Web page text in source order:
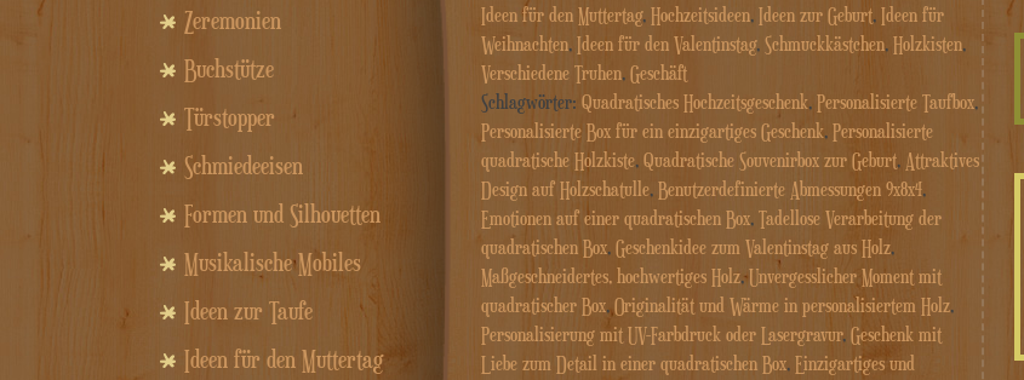
Ideen für den Muttertag, Hochzeitsideen, Ideen zur Geburt, Ideen für
Weihnachten, Ideen für den Valentinstag, Schmuckkästchen, Holzkisten,
Verschiedene Truhen, Geschäft
Schlagwörter: Quadratisches Hochzeitsgeschenk, Personalisierte Taufbox,
Personalisierte Box für ein einzigartiges Geschenk, Personalisierte
quadratische Holzkiste, Quadratische Souvenirbox zur Geburt, Attraktives
Design auf Holzschatulle, Benutzerdefinierte Abmessungen 9x8x4,
Emotionen auf einer quadratischen Box, Tadellose Verarbeitung der
quadratischen Box, Geschenkidee zum Valentinstag aus Holz,
Maßgeschneidertes, hochwertiges Holz,Unvergesslicher Moment mit
quadratischer Box, Originalität und Wärme in personalisiertem Holz,
Personalisierung mit UV-Farbdruck oder Lasergravur, Geschenk mit
Liebe zum Detail in einer quadratischen Box, Einzigartiges und
Zeremonien
Buchstütze
Türstopper
Schmiedeeisen
Formen und Silhouetten
Musikalische Mobiles
Ideen zur Taufe
Ideen für den Muttertag